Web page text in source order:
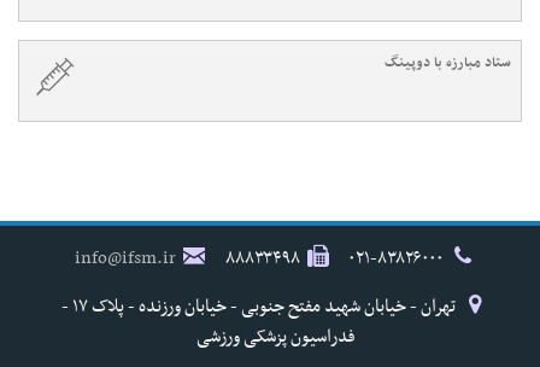
ستاد مبارزه با دوپینگ
۸۸۸۳۳۴۹۸
info@ifsm.ir
تهران - خیابان شهید مفتح جنوبی - خیابان ورزنده - پلاک ۱۷ -
فدراسیون پزشکی ورزشی